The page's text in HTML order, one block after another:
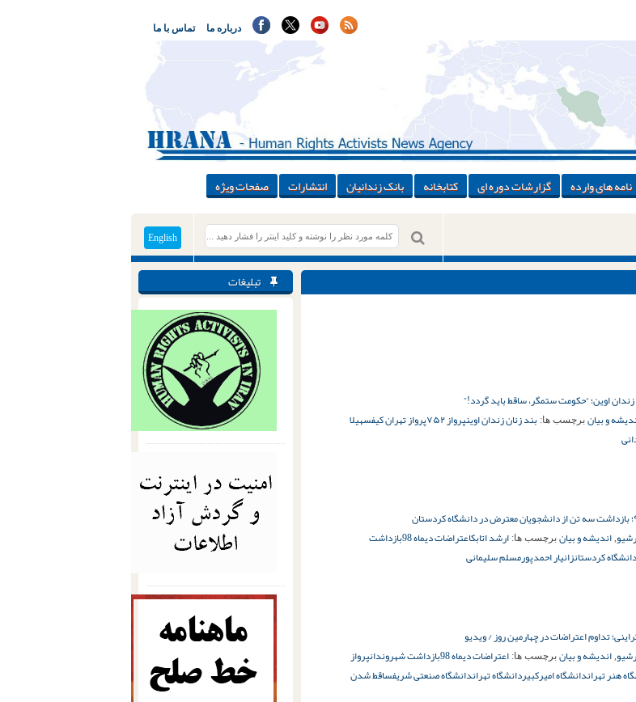
تماس با ما درباره ما
نامه های وارده گزارشات دوره ای کتابخانه بانک زندانیان انتشارات صفحات ویژه
English
تبلیغات
زندان اوین؛ “حکومت ستمگر، ساقط باید گردد!”
و بیان برچسب ها: بند زنان زندان اوینپرواز ۷۵۲ پرواز تهران کیفسهیلا
, اندیشه و بیان برچسب ها: ارشد اتابکاعتراضات دیماه 98 بازداشت
کردستانزانیار احمدپورمسلم سلیمانی
تداوم اعتراضات در چهارمین روز / ویدیو
, اندیشه و بیان برچسب ها: اعتراضات دیماه 98 بازداشت شهروندانپرواز
هنر تهراندانشگاه امیرکبیردانشگاه تهراندانشگاه صنعتی شریفساقط شدن